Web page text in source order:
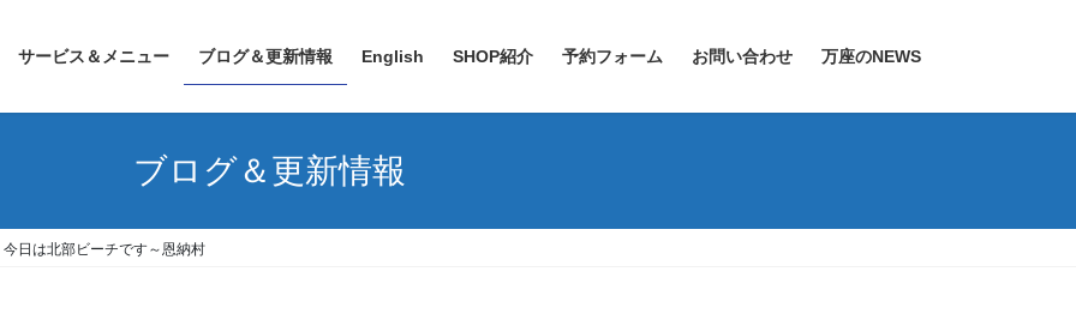
サービス＆メニュー ブログ＆更新情報 English SHOP紹介 予約フォーム お問い合わせ 万座のNEWS
ブログ＆更新情報
日は北部ビーチです～恩納村